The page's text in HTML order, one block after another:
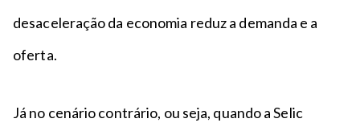
desaceleração da economia reduz a demanda e a
oferta.
Já no cenário contrário, ou seja, quando a Selic